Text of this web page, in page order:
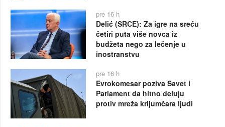
pre 16 h
Delić (SRCE): Za igre na sreću
četiri puta više novca iz
budžeta nego za lečenje u
inostranstvu
pre 16 h
Evrokomesar poziva Savet i
Parlament da hitno deluju
protiv mreža krijumčara ljudi